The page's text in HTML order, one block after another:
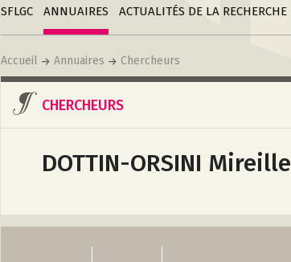
SFLGCLiensANNUAIRES
institutionACTUALITÉS DE LA RECHERCHE
annonce
Accueil Annuaires Chercheurs
CHERCHEURS
DOTTIN-ORSINI Mireille